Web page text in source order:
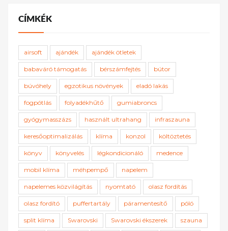
CÍMKÉK
airsoft ajándék ajándék ötletek
babaváró támogatás bérszámfejtés bútor
búvóhely egzotikus növények eladó lakás
fogpótlás folyadékhűtő gumiabroncs
gyógymasszázs használt ultrahang infraszauna
keresőoptimalizálás klíma konzol költöztetés
könyv könyvelés légkondicionáló medence
mobil klíma méhpempő napelem
napelemes közvilágítás nyomtató olasz fordítás
olasz fordító puffertartály páramentesítő póló
split klíma Swarovski Swarovski ékszerek szauna